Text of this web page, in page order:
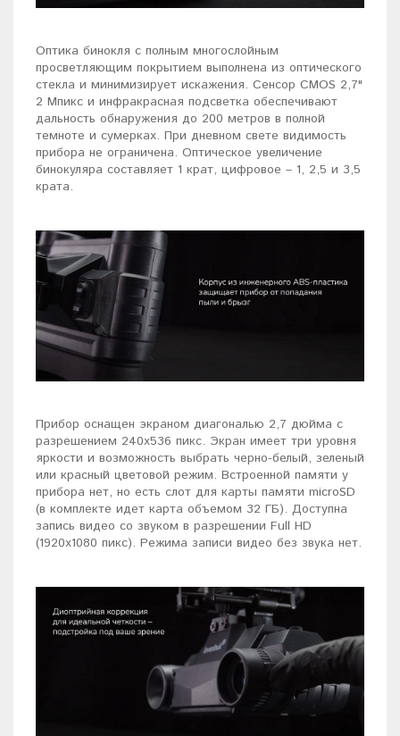
Оптика бинокля с полным многослойным
просветляющим покрытием выполнена из оптического
стекла и минимизирует искажения. Сенсор CMOS 2,7"
2 Мпикс и инфракрасная подсветка обеспечивают
дальность обнаружения до 200 метров в полной
темноте и сумерках. При дневном свете видимость
прибора не ограничена. Оптическое увеличение
бинокуляра составляет 1 крат, цифровое – 1, 2,5 и 3,5
крата.
Прибор оснащен экраном диагональю 2,7 дюйма с
разрешением 240x536 пикс. Экран имеет три уровня
яркости и возможность выбрать черно-белый, зеленый
или красный цветовой режим. Встроенной памяти у
прибора нет, но есть слот для карты памяти microSD
(в комплекте идет карта объемом 32 ГБ). Доступна
запись видео со звуком в разрешении Full HD
(1920x1080 пикс). Режима записи видео без звука нет.